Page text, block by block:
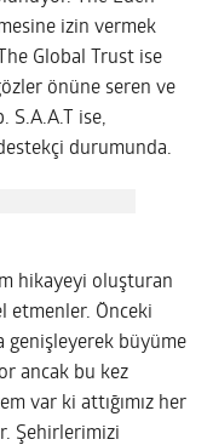
izin vermek
Global Trust ise
önüne seren ve
S.A.A.T ise,
durumunda.
hikayeyi oluşturan
etmenler. Önceki
genişleyerek büyüme
ancak bu kez
var ki attığımız her
Şehirlerimizi